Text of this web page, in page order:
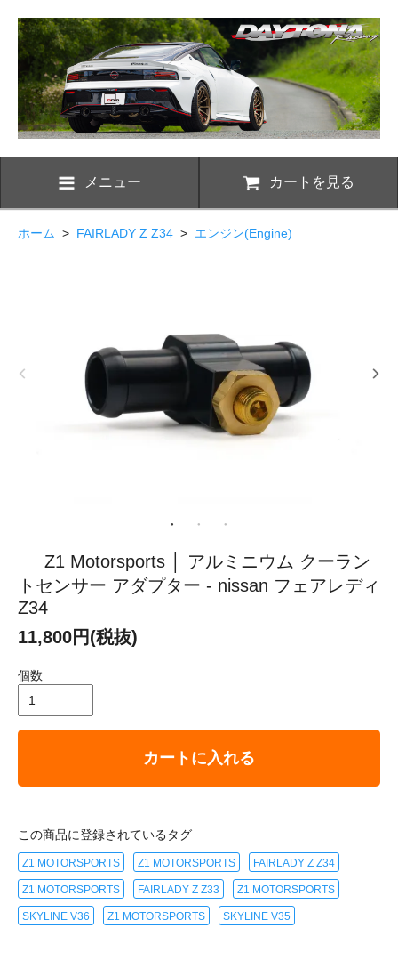
メニュー カートを見る
ホーム > FAIRLADY Z Z34 > エンジン(Engine)
Z1 Motorsports │ アルミニウム クーラン
トセンサー アダプター - nissan フェアレディ
Z34
11,800円(税抜)
個数
カートに入れる
この商品に登録されているタグ
Z1 MOTORSPORTS Z1 MOTORSPORTS FAIRLADY Z Z34
Z1 MOTORSPORTS FAIRLADY Z Z33 Z1 MOTORSPORTS
SKYLINE V36 Z1 MOTORSPORTS SKYLINE V35